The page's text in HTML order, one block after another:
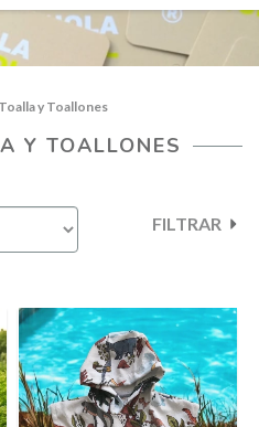
y Toallones
Y TOALLONES
FILTRAR